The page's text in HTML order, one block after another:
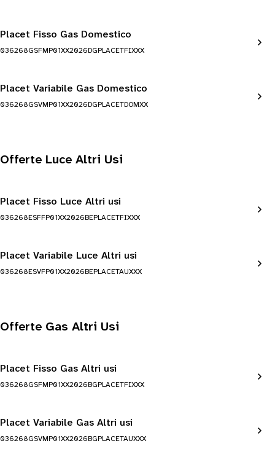
Placet Fisso Gas Domestico
036268GSFMP01XX2026DGPLACETFIXXX
Placet Variabile Gas Domestico
036268GSVMP01XX2026DGPLACETDOMXX
Offerte Luce Altri Usi
Placet Fisso Luce Altri usi
036268ESFFP01XX2026BEPLACETFIXXX
Placet Variabile Luce Altri usi
036268ESVFP01XX2026BEPLACETAUXXX
Offerte Gas Altri Usi
Placet Fisso Gas Altri usi
036268GSFMP01XX2026BGPLACETFIXXX
Placet Variabile Gas Altri usi
036268GSVMP01XX2026BGPLACETAUXXX